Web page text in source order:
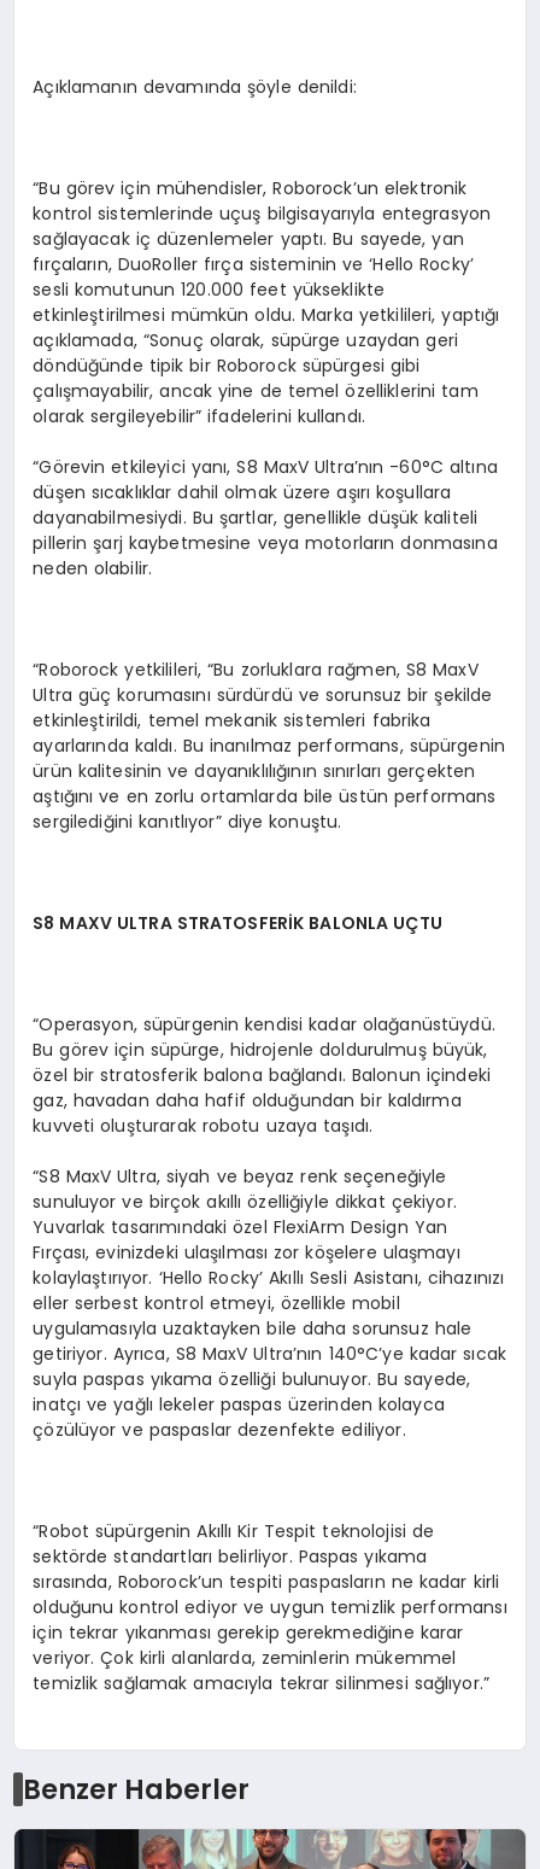
Açıklamanın devamında şöyle denildi:
“Bu görev için mühendisler, Roborock’un elektronik
kontrol sistemlerinde uçuş bilgisayarıyla entegrasyon
sağlayacak iç düzenlemeler yaptı. Bu sayede, yan
fırçaların, DuoRoller fırça sisteminin ve ‘Hello Rocky’
sesli komutunun 120.000 feet yükseklikte
etkinleştirilmesi mümkün oldu. Marka yetkilileri, yaptığı
açıklamada, “Sonuç olarak, süpürge uzaydan geri
döndüğünde tipik bir Roborock süpürgesi gibi
çalışmayabilir, ancak yine de temel özelliklerini tam
olarak sergileyebilir” ifadelerini kullandı.
“Görevin etkileyici yanı, S8 MaxV Ultra’nın -60°C altına
düşen sıcaklıklar dahil olmak üzere aşırı koşullara
dayanabilmesiydi. Bu şartlar, genellikle düşük kaliteli
pillerin şarj kaybetmesine veya motorların donmasına
neden olabilir.
“Roborock yetkilileri, “Bu zorluklara rağmen, S8 MaxV
Ultra güç korumasını sürdürdü ve sorunsuz bir şekilde
etkinleştirildi, temel mekanik sistemleri fabrika
ayarlarında kaldı. Bu inanılmaz performans, süpürgenin
ürün kalitesinin ve dayanıklılığının sınırları gerçekten
aştığını ve en zorlu ortamlarda bile üstün performans
sergilediğini kanıtlıyor” diye konuştu.
S8 MAXV ULTRA STRATOSFERİK BALONLA UÇTU
“Operasyon, süpürgenin kendisi kadar olağanüstüydü.
Bu görev için süpürge, hidrojenle doldurulmuş büyük,
özel bir stratosferik balona bağlandı. Balonun içindeki
gaz, havadan daha hafif olduğundan bir kaldırma
kuvveti oluşturarak robotu uzaya taşıdı.
“S8 MaxV Ultra, siyah ve beyaz renk seçeneğiyle
sunuluyor ve birçok akıllı özelliğiyle dikkat çekiyor.
Yuvarlak tasarımındaki özel FlexiArm Design Yan
Fırçası, evinizdeki ulaşılması zor köşelere ulaşmayı
kolaylaştırıyor. ‘Hello Rocky’ Akıllı Sesli Asistanı, cihazınızı
eller serbest kontrol etmeyi, özellikle mobil
uygulamasıyla uzaktayken bile daha sorunsuz hale
getiriyor. Ayrıca, S8 MaxV Ultra’nın 140°C’ye kadar sıcak
suyla paspas yıkama özelliği bulunuyor. Bu sayede,
inatçı ve yağlı lekeler paspas üzerinden kolayca
çözülüyor ve paspaslar dezenfekte ediliyor.
“Robot süpürgenin Akıllı Kir Tespit teknolojisi de
sektörde standartları belirliyor. Paspas yıkama
sırasında, Roborock’un tespiti paspasların ne kadar kirli
olduğunu kontrol ediyor ve uygun temizlik performansı
için tekrar yıkanması gerekip gerekmediğine karar
veriyor. Çok kirli alanlarda, zeminlerin mükemmel
temizlik sağlamak amacıyla tekrar silinmesi sağlıyor.”
Benzer Haberler